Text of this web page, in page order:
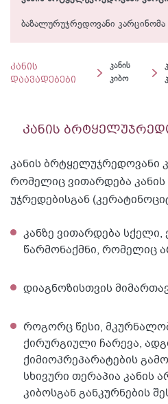
ბაზალურუჯრედოვანი კარცინომა
კანის
დაავადებები
კანის
კიბო
კანის
კანის ბრტყელუჯრედოვანი
რომელიც ვითარდება კანის
უჯრედებისგან
კანზე ვითარდება
წარმონაქმნი, რომელიც
დიაგნოზისთვის
როგორც წესი,
ქირურგიული ჩარევა,
ქიმიოპრეპარატების
სხივური თერაპია კანის
კიბოსგან განკურნების